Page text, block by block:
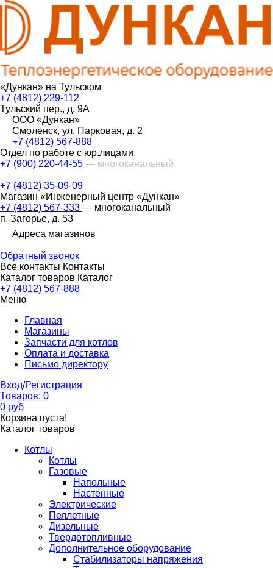
«Дункан» на Тульском
+7 (4812) 229-112
Тульский пер., д. 9А
ООО «Дункан»
Смоленск, ул. Парковая, д. 2
+7 (4812) 567-888
Отдел по работе с юр.лицами
+7 (900) 220-44-55 — многоканальный
+7 (4812) 35-09-09
Магазин «Инженерный центр «Дункан»
+7 (4812) 567-333 — многоканальный
п. Загорье, д. 53
Адреса магазинов
Обратный звонок
Все контакты Контакты
Каталог товаров Каталог
+7 (4812) 567-888
Меню
Главная
Магазины
Запчасти для котлов
Оплата и доставка
Письмо директору
Вход/Регистрация
Товаров: 0
0 руб
Корзина пуста!
Каталог товаров
Котлы
Котлы
Газовые
Напольные
Настенные
Электрические
Пеллетные
Дизельные
Твердотопливные
Дополнительное оборудование
Стабилизаторы напряжения